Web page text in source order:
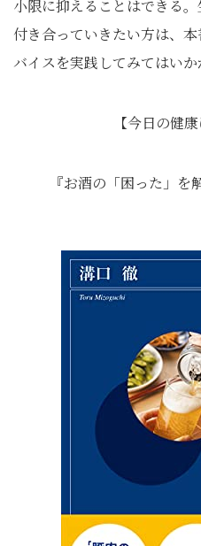
小限に抑えることはできる
付き合っていきたい方は、
バイスを実践してみてはいか
【今日の健
『お酒の「困った」を